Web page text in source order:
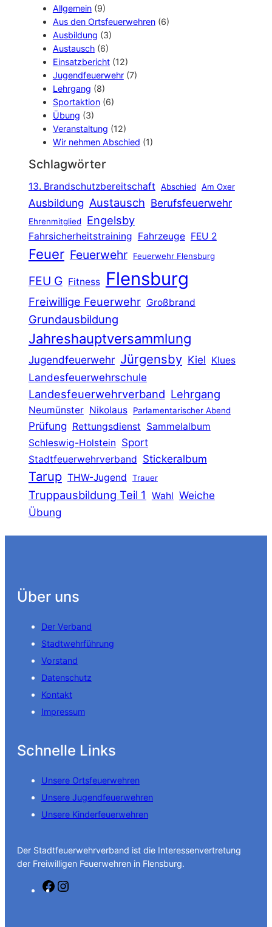
Allgemein(9)
Aus den Ortsfeuerwehren(6)
Ausbildung (3)
Austausch(6)
Einsatzbericht(12)
Jugendfeuerwehr(7)
Lehrgang (8)
Sportaktion(6)
Übung (3)
Veranstaltung (12)
Wir nehmen Abschied (1)
Schlagwörter
13. Brandschutzbereitschaft Abschied Am Oxer
Ausbildung Austausch Berufsfeuerwehr
Ehrenmitglied Engelsby
Fahrsicherheitstraining Fahrzeuge FEU 2
Feuer Feuerwehr Feuerwehr Flensburg
FEU G Fitness Flensburg
Freiwillige Feuerwehr Großbrand
Grundausbildung
Jahreshauptversammlung
Jugendfeuerwehr Jürgensby Kiel Klues
Landesfeuerwehrschule
Landesfeuerwehrverband Lehrgang
Neumünster Nikolaus Parlamentarischer Abend
Prüfung Rettungsdienst Sammelalbum
Schleswig-Holstein Sport
Stadtfeuerwehrverband Stickeralbum
Tarup THW-Jugend Trauer
Truppausbildung Teil 1 Wahl Weiche
Übung
Über uns
Der Verband
Stadtwehrführung
Vorstand
Datenschutz
Kontakt
Impressum
Schnelle Links
Unsere Ortsfeuerwehren
Unsere Jugendfeuerwehren
Unsere Kinderfeuerwehren
Der Stadtfeuerwehrverband ist die Interessenvertretung
der Freiwilligen Feuerwehren in Flensburg.
F